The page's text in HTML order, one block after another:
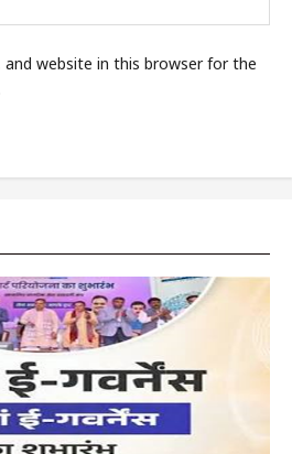
and website in this browser for the